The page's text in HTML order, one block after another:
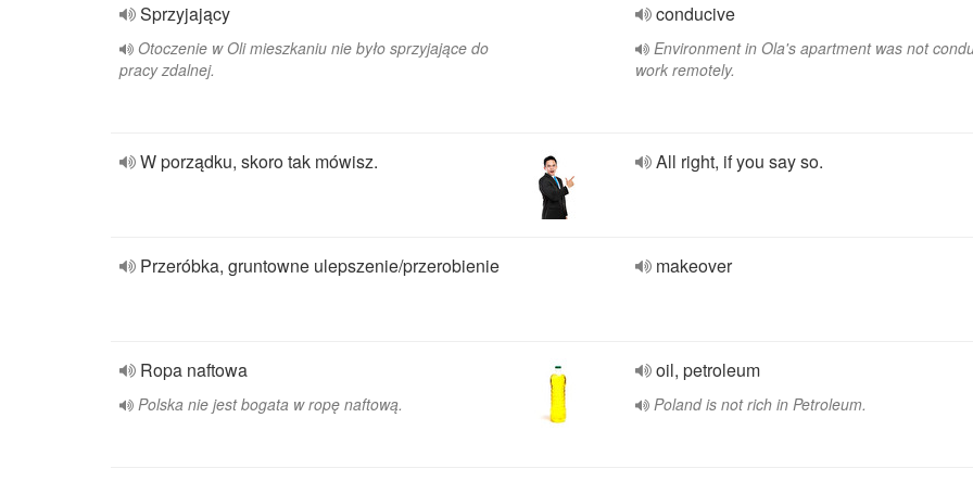
Sprzyjający
Otoczenie w Oli mieszkaniu nie było sprzyjające do
pracy zdalnej.
conducive
Environment in Ola's apartment was not
work remotely.
W porządku, skoro tak mówisz. All right, if you say so.
Przeróbka, gruntowne ulepszenie/przerobienie makeover
Ropa naftowa
Polska nie jest bogata w ropę naftową.
oil, petroleum
Poland is not rich in Petroleum.